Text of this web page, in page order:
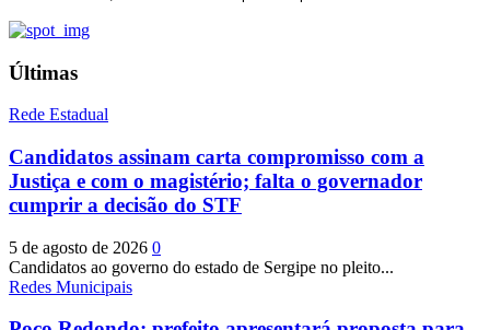
Últimas
Rede Estadual
Candidatos assinam carta compromisso com a
Justiça e com o magistério; falta o governador
cumprir a decisão do STF
5 de agosto de 2026 0
Candidatos ao governo do estado de Sergipe no pleito...
Redes Municipais